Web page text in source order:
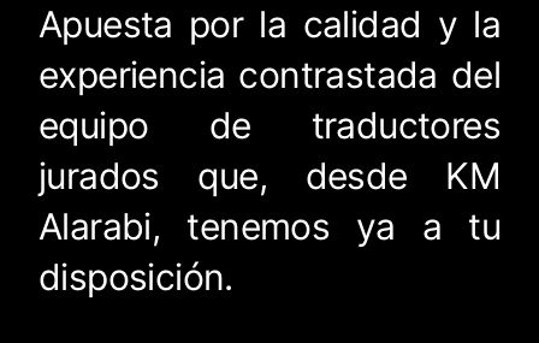
Apuesta por la calidad y la
experiencia contrastada del
equipo de traductores
jurados que, desde KM
Alarabi, tenemos ya a tu
disposición.